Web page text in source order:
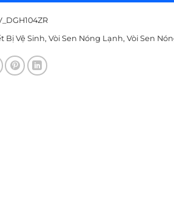
Bị Vệ Sinh, Vòi Sen Nóng Lạnh, Vòi Sen